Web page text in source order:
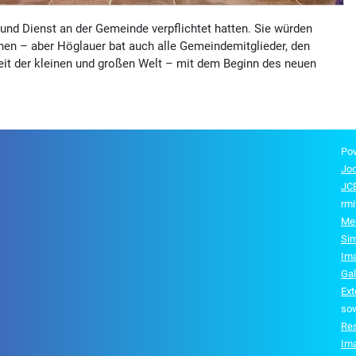
Dienst an der Gemeinde verpflichtet hatten. Sie würden
– aber Höglauer bat auch alle Gemeindemitglieder, den
der kleinen und großen Welt – mit dem Beginn des neuen